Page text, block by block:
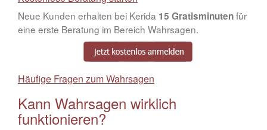
Neue Kunden erhalten bei Kerida 15 Gratisminutenfür
eine erste Beratung im Bereich Wahrsagen.
Häufige Fragen zum Wahrsagen
Kann Wahrsagen wirklich
funktionieren?